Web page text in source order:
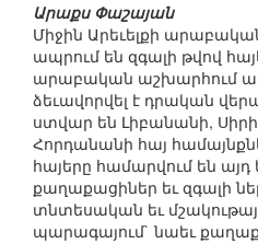
Արաքս Փաշայան
Միջին Արեւելքի
ապրում են զգալի թվով
արաբական աշխարհում
ձեւավորվել է դրական
ստվար են Լիբանանի,
Հորդանանի հայ
հայերը համարվում են այդ
քաղաքացիներ եւ զգալի
տնտեսական եւ
պարագայում` նաեւ